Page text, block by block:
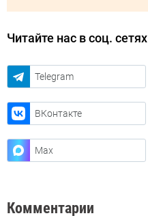
Читайте нас в соц. сетях
Telegram
ВКонтакте
Max
Комментарии